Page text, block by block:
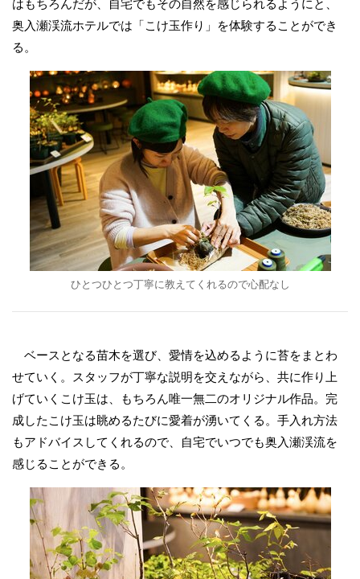
はもちろんだが、自宅でもその自然を感じられるようにと、
奥入瀬渓流ホテルでは「こけ玉作り」を体験することができ
る。
ひとつひとつ丁寧に教えてくれるので心配なし
ベースとなる苗木を選び、愛情を込めるように苔をまとわ
せていく。スタッフが丁寧な説明を交えながら、共に作り上
げていくこけ玉は、もちろん唯一無二のオリジナル作品。完
成したこけ玉は眺めるたびに愛着が湧いてくる。手入れ方法
もアドバイスしてくれるので、自宅でいつでも奥入瀬渓流を
感じることができる。